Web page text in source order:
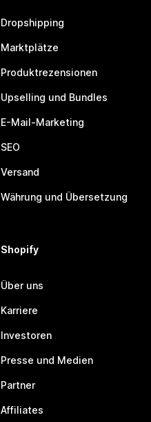
Dropshipping
Marktplätze
Produktrezensionen
Upselling und Bundles
E-Mail-Marketing
SEO
Versand
Währung und Übersetzung
Shopify
Über uns
Karriere
Investoren
Presse und Medien
Partner
Affiliates